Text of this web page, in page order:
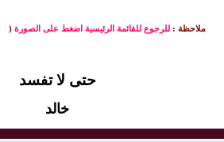
ملاحظة : للرجوع للقائمة الرئيسية اضغط على الصورة(
حتى لا تفسد
خالد